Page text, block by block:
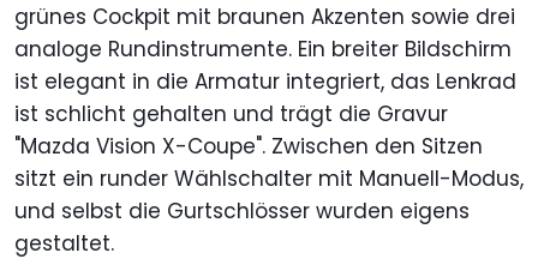
grünes Cockpit mit braunen Akzenten sowie drei
analoge Rundinstrumente. Ein breiter Bildschirm
ist elegant in die Armatur integriert, das Lenkrad
ist schlicht gehalten und trägt die Gravur
"Mazda Vision X-Coupe". Zwischen den Sitzen
sitzt ein runder Wählschalter mit Manuell-Modus,
und selbst die Gurtschlösser wurden eigens
gestaltet.